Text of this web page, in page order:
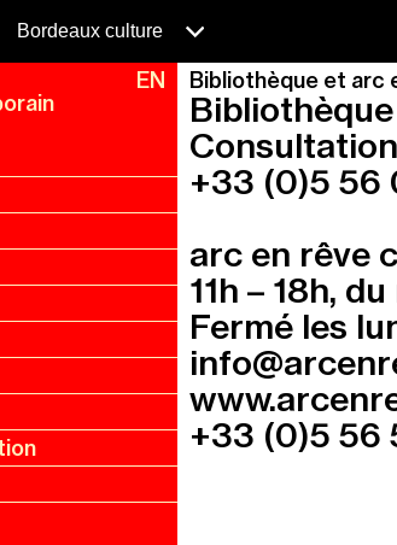
menubordeaux
Bordeaux culture
EN Bibliothèque et arc
Bibliothèque
+33 (0)5 56
arc en rêve
11h – 18h,
Fermé les
+33 (0)5 56